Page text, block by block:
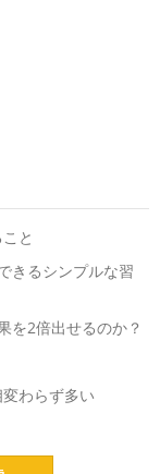
と
きるシンプルな習
を2倍出せるのか？
わらず多い